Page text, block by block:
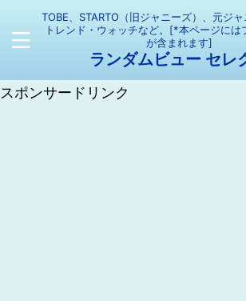
TOBE、STARTO（旧ジャニーズ）、元ジ
トレンド・ウォッチなど。[*本ページには
が含まれます]
ランダムビュー セレ
スポンサードリンク